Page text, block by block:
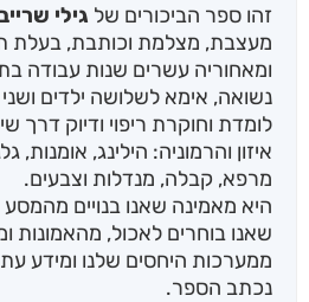
זהו ספר הביכורים של גילי
מעצבת, מצלמת וכותבת, בעלת
ומאחוריה עשרים שנות עבודה
נשואה, אימא לשלושה ילדים
לומדת וחוקרת ריפוי ודיוק דרך
איזון והרמוניה: הילינג, אומנות,
מרפא, קבלה, מנדלות וצבעים.
היא מאמינה שאנו בנויים
שאנו בוחרים לאכול, מהאמונות
ממערכות היחסים שלנו ומידע
נכתב הספר.